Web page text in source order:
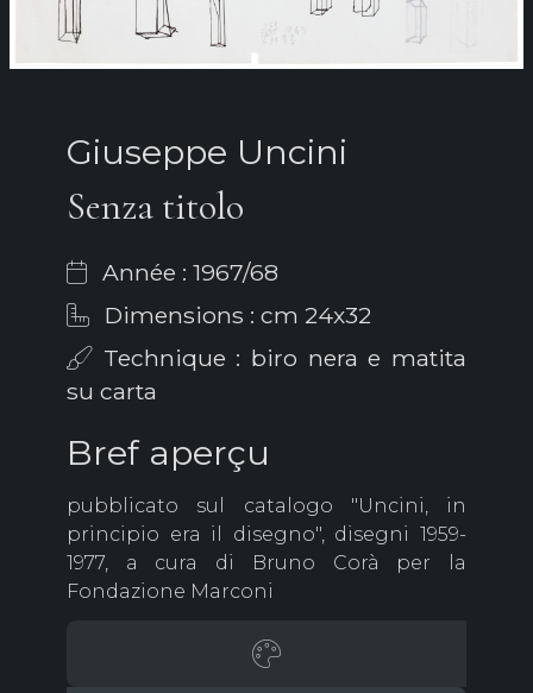
Giuseppe Uncini
Senza titolo
Année : 1967/68
Dimensions : cm 24x32
Technique : biro nera e matita
su carta
Bref aperçu
pubblicato sul catalogo "Uncini, in
principio era il disegno", disegni 1959-
1977, a cura di Bruno Corà per la
Fondazione Marconi